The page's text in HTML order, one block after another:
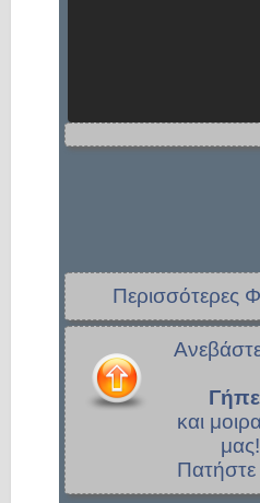
Περισσότερες
και
μας!